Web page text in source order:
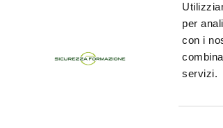
per
con i
servizi.